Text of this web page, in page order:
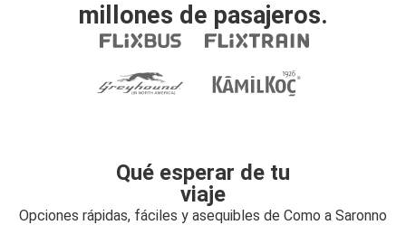
millones de pasajeros.
Qué esperar de tu
viaje
Opciones rápidas, fáciles y asequibles de Como a Saronno